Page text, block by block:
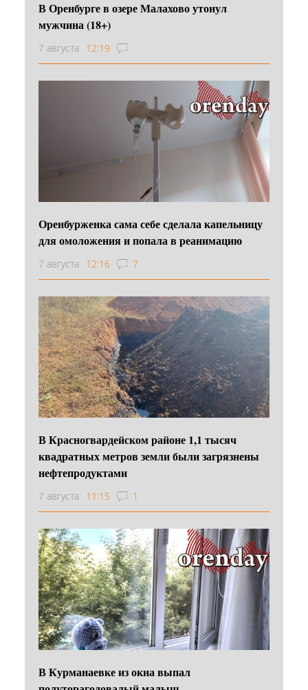
В Оренбурге в озере Малахово утонул
мужчина (18+)
7 августа 12:19
Оренбурженка сама себе сделала капельницу
для омоложения и попала в реанимацию
7 августа 12:16 7
В Красногвардейском районе 1,1 тысяч
квадратных метров земли были загрязнены
нефтепродуктами
7 августа 11:15 1
В Курманаевке из окна выпал